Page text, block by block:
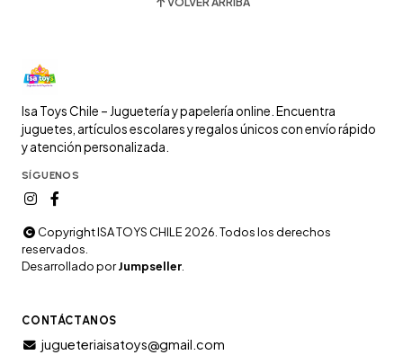
Isa Toys Chile – Juguetería y papelería online. Encuentra
juguetes, artículos escolares y regalos únicos con envío rápido
y atención personalizada.
SÍGUENOS
Copyright ISA TOYS CHILE 2026. Todos los derechos
reservados.
Desarrollado porJumpseller
CONTÁCTANOS
jugueteriaisatoys@gmail.com